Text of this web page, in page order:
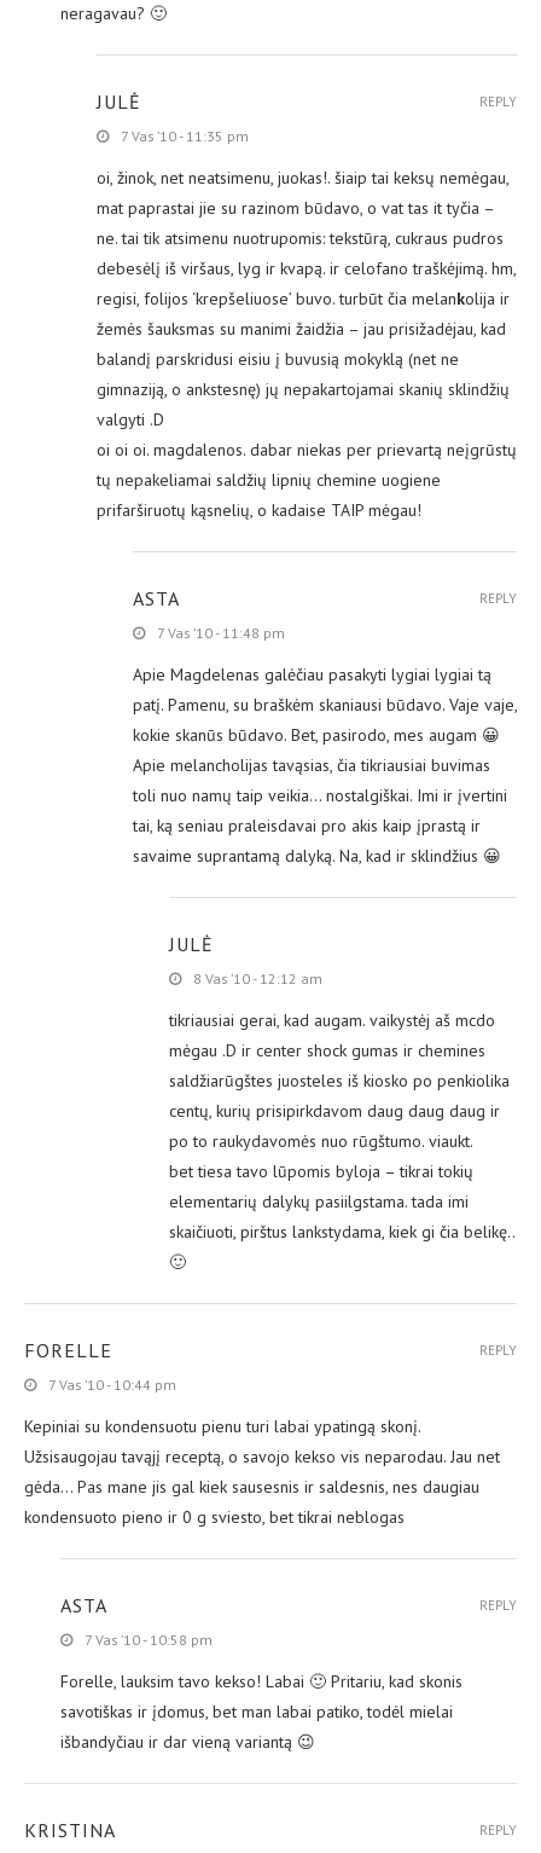
neragavau? 🙂
JULĖ
7 Vas ’10 - 11:35 pm
oi, žinok, net neatsimenu, juokas!. šiaip tai keksų nemėgau,
mat paprastai jie su razinom būdavo, o vat tas it tyčia –
ne. tai tik atsimenu nuotrupomis: tekstūrą, cukraus pudros
debesėlį iš viršaus, lyg ir kvapą. ir celofano traškėjimą. hm,
regisi, folijos ‘krepšeliuose’ buvo. turbūt čia melankolija ir
žemės šauksmas su manimi žaidžia – jau prisižadėjau, kad
balandį parskridusi eisiu į buvusią mokyklą (net ne
gimnaziją, o ankstesnę) jų nepakartojamai skanių sklindžių
valgyti .D
oi oi oi. magdalenos. dabar niekas per prievartą neįgrūstų
tų nepakeliamai saldžių lipnių chemine uogiene
prifarširuotų kąsnelių, o kadaise TAIP mėgau!
REPLY
ASTA
7 Vas ’10 - 11:48 pm
Apie Magdelenas galėčiau pasakyti lygiai lygiai tą
patį. Pamenu, su braškėm skaniausi būdavo. Vaje vaje,
kokie skanūs būdavo. Bet, pasirodo, mes augam 😀
Apie melancholijas tavąsias, čia tikriausiai buvimas
toli nuo namų taip veikia… nostalgiškai. Imi ir įvertini
tai, ką seniau praleisdavai pro akis kaip įprastą ir
savaime suprantamą dalyką. Na, kad ir sklindžius 😀
REPLY
JULĖ
8 Vas ’10 - 12:12 am
tikriausiai gerai, kad augam. vaikystėj aš mcdo
mėgau .D ir center shock gumas ir chemines
saldžiarūgštes juosteles iš kiosko po penkiolika
centų, kurių prisipirkdavom daug daug daug ir
po to raukydavomės nuo rūgštumo. viaukt.
bet tiesa tavo lūpomis byloja – tikrai tokių
elementarių dalykų pasiilgstama. tada imi
skaičiuoti, pirštus lankstydama, kiek gi čia belikę..
🙂
FORELLE
7 Vas ’10 - 10:44 pm
Kepiniai su kondensuotu pienu turi labai ypatingą skonį.
Užsisaugojau tavąjį receptą, o savojo kekso vis neparodau. Jau net
gėda… Pas mane jis gal kiek sausesnis ir saldesnis, nes daugiau
kondensuoto pieno ir 0 g sviesto, bet tikrai neblogas
REPLY
ASTA
7 Vas ’10 - 10:58 pm
Forelle, lauksim tavo kekso! Labai 🙂 Pritariu, kad skonis
savotiškas ir įdomus, bet man labai patiko, todėl mielai
išbandyčiau ir dar vieną variantą 😉
REPLY
KRISTINA REPLY